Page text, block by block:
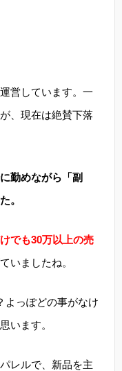
営しています。一
、現在は絶賛下落
勤めながら「副
。
でも30万以上の売
いましたね。
よっぽどの事がなけ
います。
レルで、新品を主